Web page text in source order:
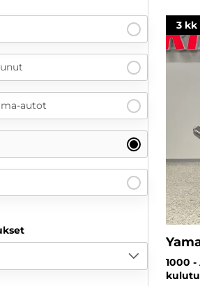
autot
3 kk
1000